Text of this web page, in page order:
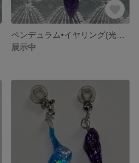
展示中